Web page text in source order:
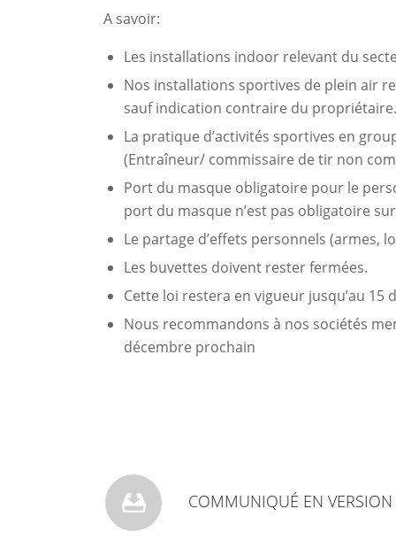
A savoir:
Les installations indoor relevant du
Nos installations sportives de plein air
sauf indication contraire du propriétaire.
La pratique d’activités sportives en
(Entraîneur/ commissaire de tir non
Port du masque obligatoire pour le
port du masque n’est pas obligatoire
Le partage d’effets personnels (armes,
Les buvettes doivent rester fermées.
Cette loi restera en vigueur jusqu’au 15
Nous recommandons à nos sociétés
décembre prochain
COMMUNIQUÉ EN